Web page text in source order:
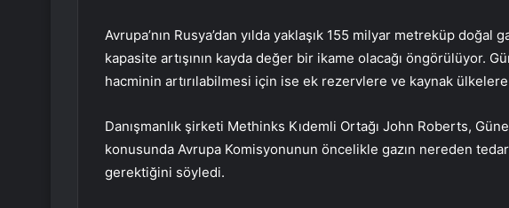
Avrupa’nın Rusya’dan yılda yaklaşık 155 milyar metreküp doğal
kapasite artışının kayda değer bir ikame olacağı öngörülüyor.
hacminin artırılabilmesi için ise ek rezervlere ve kaynak
Danışmanlık şirketi Methinks Kıdemli Ortağı John Roberts,
konusunda Avrupa Komisyonunun öncelikle gazın nereden
gerektiğini söyledi.